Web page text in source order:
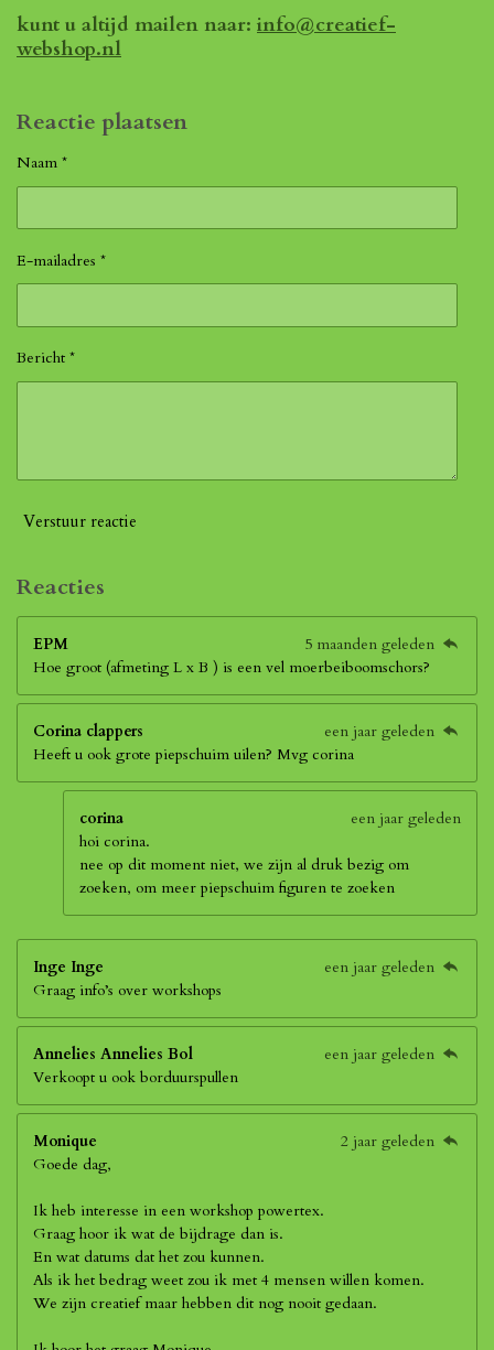
kunt u altijd mailen naar: info@creatief-
webshop.nl
Reactie plaatsen
Naam *
E-mailadres *
Bericht *
Verstuur reactie
Reacties
EPM
5 maanden geleden
Hoe groot (afmeting L x B ) is een vel moerbeiboomschors?
Corina clappers
een jaar geleden
Heeft u ook grote piepschuim uilen? Mvg corina
corina
een jaar geleden
hoi corina.
nee op dit moment niet, we zijn al druk bezig om
zoeken, om meer piepschuim figuren te zoeken
Inge Inge
een jaar geleden
Graag info’s over workshops
Annelies Annelies Bol
een jaar geleden
Verkoopt u ook borduurspullen
Monique
2 jaar geleden
Goede dag,
Ik heb interesse in een workshop powertex.
Graag hoor ik wat de bijdrage dan is.
En wat datums dat het zou kunnen.
Als ik het bedrag weet zou ik met 4 mensen willen komen.
We zijn creatief maar hebben dit nog nooit gedaan.